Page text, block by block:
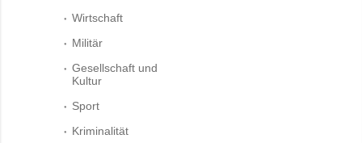
Wirtschaft
Militär
Gesellschaft und
Kultur
Sport
Kriminalität